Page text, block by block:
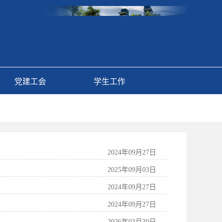
党建工会 学生工作
2024年09月27日
2025年09月03日
2024年09月27日
2024年09月27日